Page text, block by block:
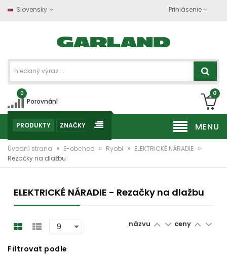
Slovensky Prihlásenie
0
Porovnání
0
MENU
PRODUKTY ZNAČKY
Úvodní strana » E-obchod » Ryobi » ELEKTRICKÉ NÁRADIE »
Rezačky na dlažbu
ELEKTRICKÉ NÁRADIE - Rezačky na dlažbu
názvu ceny
Filtrovat podle